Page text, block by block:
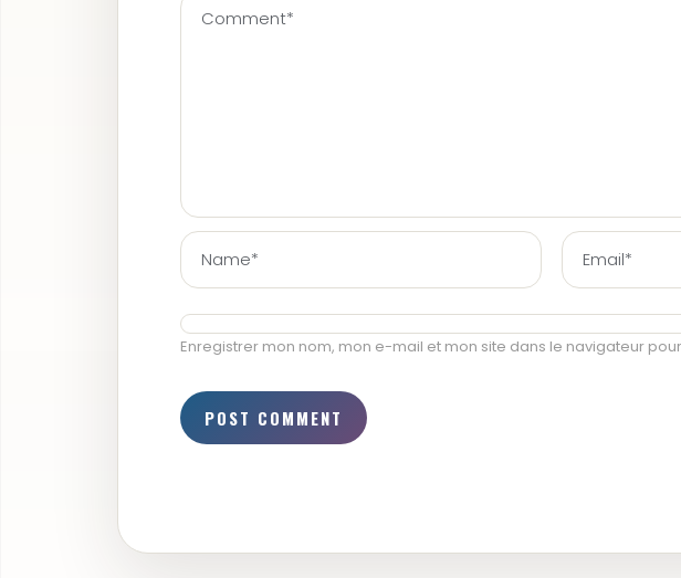
Enregistrer mon nom, mon e-mail et mon site dans le navigateur